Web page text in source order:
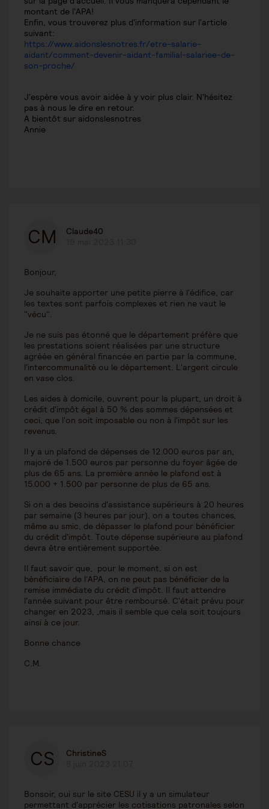
montant de l'APA!
Enfin, vous trouverez plus d'information sur l'article
suivant:
https://www.aidonslesnotres.fr/etre-salarie-
aidant/comment-devenir-aidant-familial-salariee-de-
son-proche/
J'espère vous avoir aidée à y voir plus clair. N'hésitez
pas à nous le dire en retour.
A bientôt sur aidonslesnotres
Annie
Claude40
Bonjour,
Je souhaite apporter une petite pierre à l'édifice, car
les textes sont parfois complexes et rien ne vaut le
"vécu".
Je ne suis pas étonné que le département préfère que
les prestations soient réalisées par une structure
agréée en général financée en partie par la commune,
l'intercommunalité ou le département. L'argent circule
en vase clos.
Les aides à domicile, ouvrent pour la plupart, un droit à
crédit d'impôt égal à 50 % des sommes dépensées et
ceci, que l'on soit imposable ou non à l'impôt sur les
revenus.
Il y a un plafond de dépenses de 12.000 euros par an,
majoré de 1.500 euros par personne du foyer âgée de
plus de 65 ans. La première année le plafond est à
15.000 + 1.500 par personne de plus de 65 ans.
Si on a des besoins d'assistance supérieurs à 20 heures
par semaine (3 heures par jour), on a toutes chances,
même au smic, de dépasser le plafond pour bénéficier
du crédit d'impôt. Toute dépense supérieure au plafond
devra être entièrement supportée.
Il faut savoir que, pour le moment, si on est
bénéficiaire de l'APA, on ne peut pas bénéficier de la
remise immédiate du crédit d'impôt. Il faut attendre
l'année suivant pour être remboursé. C'était prévu pour
changer en 2023, ,mais il semble que cela soit toujours
ainsi à ce jour.
Bonne chance
C.M.
ChristineS
Bonsoir, oui sur le site CESU il y a un simulateur
permettant d'apprécier les cotisations patronales selon